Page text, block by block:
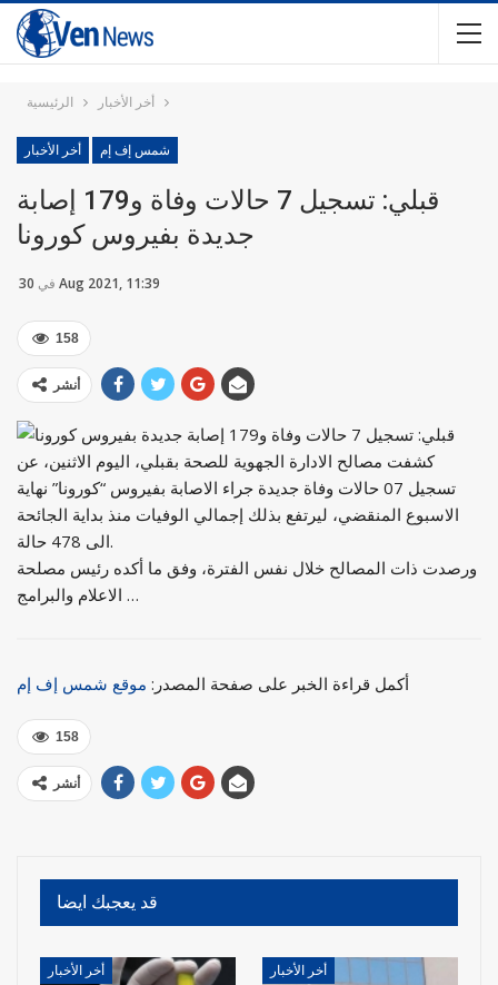
الرئيسية أخر الأخبار
أخر الأخبار شمس إف إم
قبلي: تسجيل 7 حالات وفاة و179 إصابة
جديدة بفيروس كورونا
في 30 Aug 2021, 11:39
158
أنشر
كشفت مصالح الادارة الجهوية للصحة بقبلي، اليوم الاثنين، عن
تسجيل 07 حالات وفاة جديدة جراء الاصابة بفيروس “كورونا” نهاية
الاسبوع المنقضي، ليرتفع بذلك إجمالي الوفيات منذ بداية الجائحة
الى 478 حالة.
ورصدت ذات المصالح خلال نفس الفترة، وفق ما أكده رئيس مصلحة
الاعلام والبرامج …
أكمل قراءة الخبر على صفحة المصدر: موقع شمس إف إم
158
أنشر
قد يعجبك ايضا
أخر الأخبار أخر الأخبار